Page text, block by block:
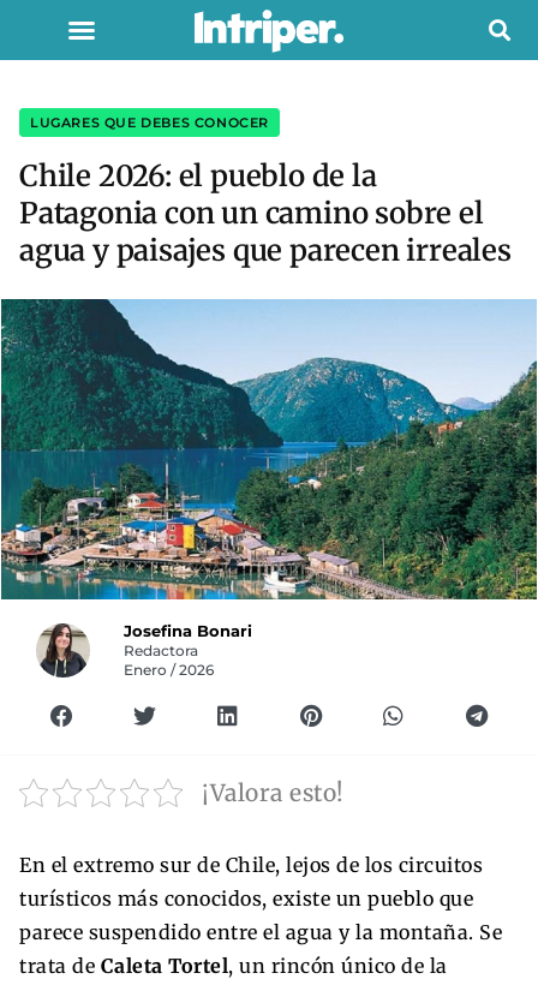
LUGARES QUE DEBES CONOCER
Chile 2026: el pueblo de la
Patagonia con un camino sobre el
agua y paisajes que parecen irreales
Josefina Bonari
Redactora
Enero / 2026
¡Valora esto!
En el extremo sur de Chile, lejos de los circuitos
turísticos más conocidos, existe un pueblo que
parece suspendido entre el agua y la montaña. Se
trata de Caleta Tortel, un rincón único de la